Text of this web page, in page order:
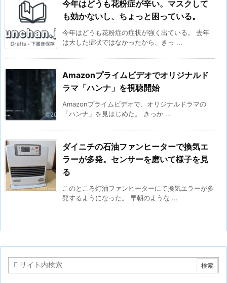
今年はどうも花粉症が辛い。マスクして
も効かないし、ちょっと困っている。
今年はどうも花粉症の症状が強く出ている。 去年
は大した症状ではなかったから、きっ ...
Amazonプライムビデオでオリジナルド
ラマ「ハンナ」を視聴開始
Amazonプライムビデオで、オリジナルドラマの
「ハンナ」を見はじめた。 きっか ...
ダイニチの石油ファンヒーターで換気エ
ラーが多発。センサーを磨いて様子を見
る
このところ灯油ファンヒーターにて換気エラーが多
発するようになった。 早朝のような ...